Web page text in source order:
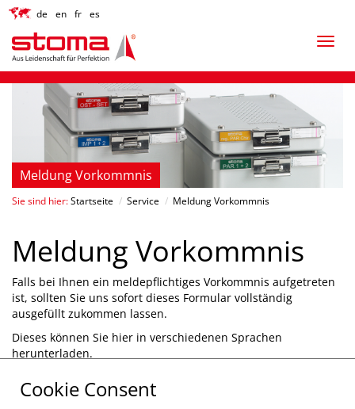
Meldung Vorkommnis
Sie sind hier:Startseite / Service / Meldung Vorkommnis
Meldung Vorkommnis
Falls bei Ihnen ein meldepflichtiges Vorkommnis aufgetreten
ist, sollten Sie uns sofort dieses Formular vollständig
ausgefüllt zukommen lassen.
Dieses können Sie hier in verschiedenen Sprachen
herunterladen.
Deutschland (deutsch)
sonstige Länder (englisch)
Cookie Consent
de en fr es